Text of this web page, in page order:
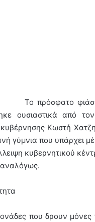
To πρόσφατο
ουσιαστικά από
Κωστή
γύμνια που υπάρχει
κυβερνητικού
που δρουν